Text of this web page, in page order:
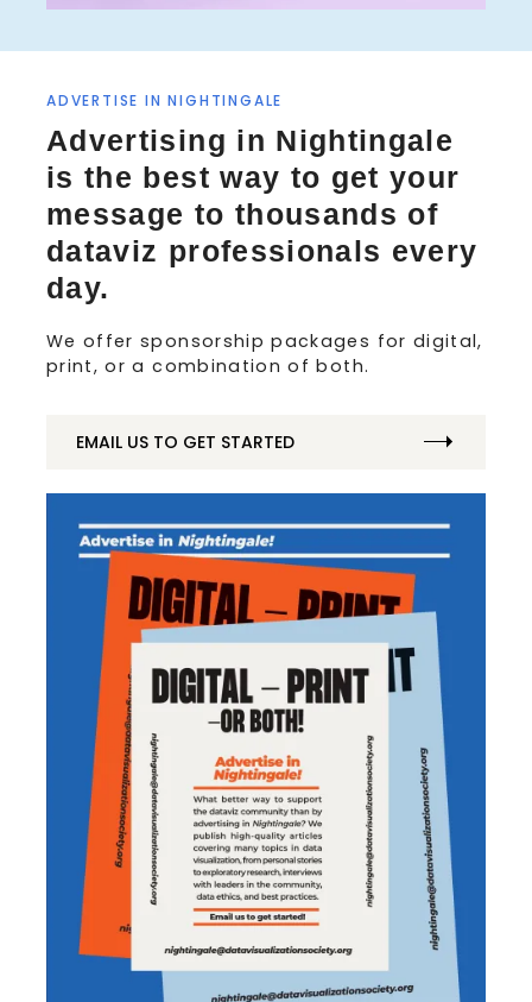
ADVERTISE IN NIGHTINGALE
Advertising in Nightingale
is the best way to get your
message to thousands of
dataviz professionals every
day.
We offer sponsorship packages for digital,
print, or a combination of both.
EMAIL US TO GET STARTED